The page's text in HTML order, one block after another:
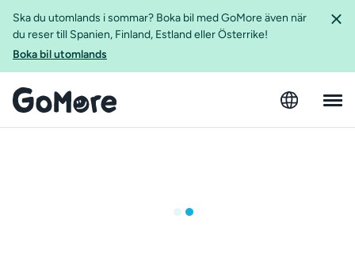
Ska du utomlands i sommar? Boka bil med GoMore även när
du reser till Spanien, Finland, Estland eller Österrike!
Boka bil utomlands